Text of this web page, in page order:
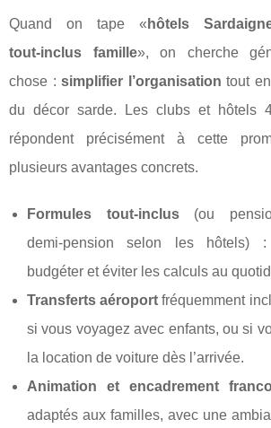
Quand on tape « hôtels
tout‑inclus famille», on cherche
chose :simplifier l’organisation tout
du décor sarde. Les clubs et hôtels
répondent précisément à cette
plusieurs avantages concrets.
Formules tout‑inclus(ou
demi‑pension selon les hôtels)
budgéter et éviter les calculs au
Transferts aéroport fréquemment
si vous voyagez avec enfants, ou si
la location de voiture dès l’arrivée.
Animation et encadrement
adaptés aux familles, avec une